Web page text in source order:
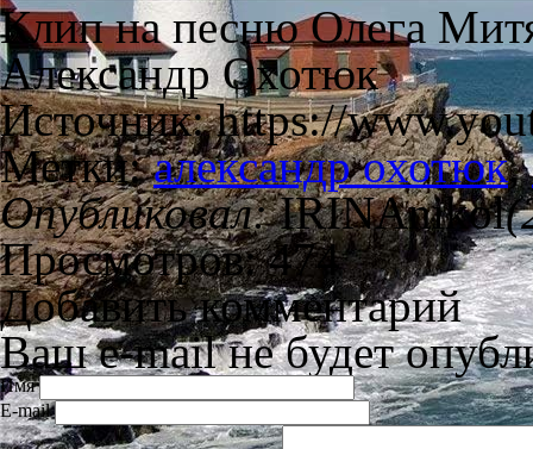
Клип на песню Олега
Александр Охотюк
Источник: https://
Метки:александр охотюк,
Опубликовал:IRINAnikol
Просмотров: 474
Добавить комментарий
Ваш e-mail не будет
Имя
E-mail